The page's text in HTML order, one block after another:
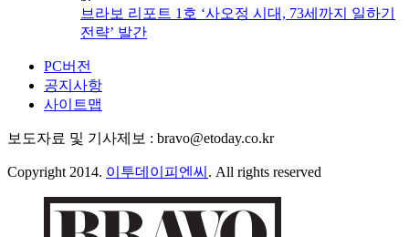
브라보 리포트 1호 ‘사오정 시대, 73세까지 일하기
전략’ 발간
PC버전
공지사항
사이트맵
보도자료 및 기사제보 : bravo@etoday.co.kr
Copyright 2014. 이투데이피엔씨 . All rights reserved